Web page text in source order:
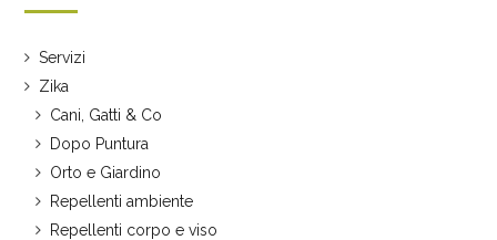
Servizi
Zika
Cani, Gatti & Co
Dopo Puntura
Orto e Giardino
Repellenti ambiente
Repellenti corpo e viso